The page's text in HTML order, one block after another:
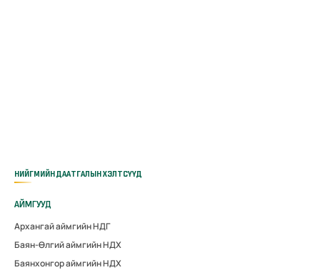
НИЙГМИЙН ДААТГАЛЫН ХЭЛТСҮҮД
АЙМГУУД
Архангай аймгийн НДГ
Баян-Өлгий аймгийн НДХ
Баянхонгор аймгийн НДХ